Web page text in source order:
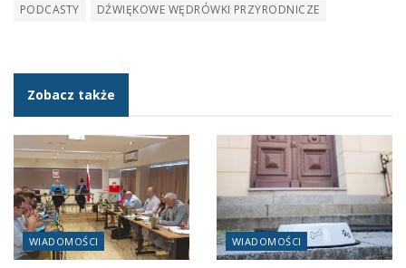
PODCASTY
DŹWIĘKOWE WĘDRÓWKI PRZYRODNICZE
Zobacz także
WIADOMOŚCI WIADOMOŚCI